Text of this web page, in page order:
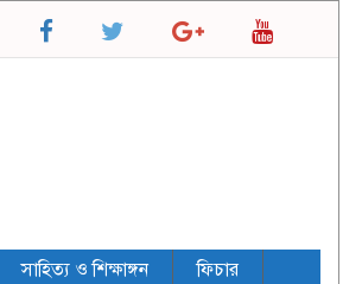
সাহিত্য ও শিক্ষাঙ্গন
ফিচার